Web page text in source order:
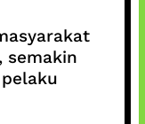
semakin